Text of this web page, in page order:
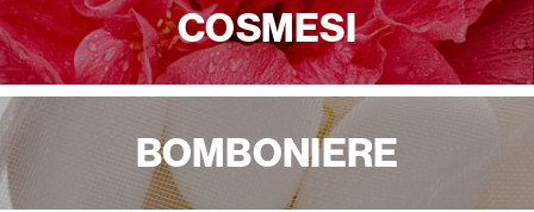
COSMESI
BOMBONIERE